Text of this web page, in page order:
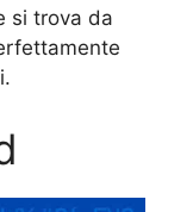
si trova da